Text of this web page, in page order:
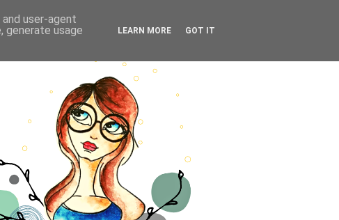
user-agent
generate usage
LEARN MORE GOT IT